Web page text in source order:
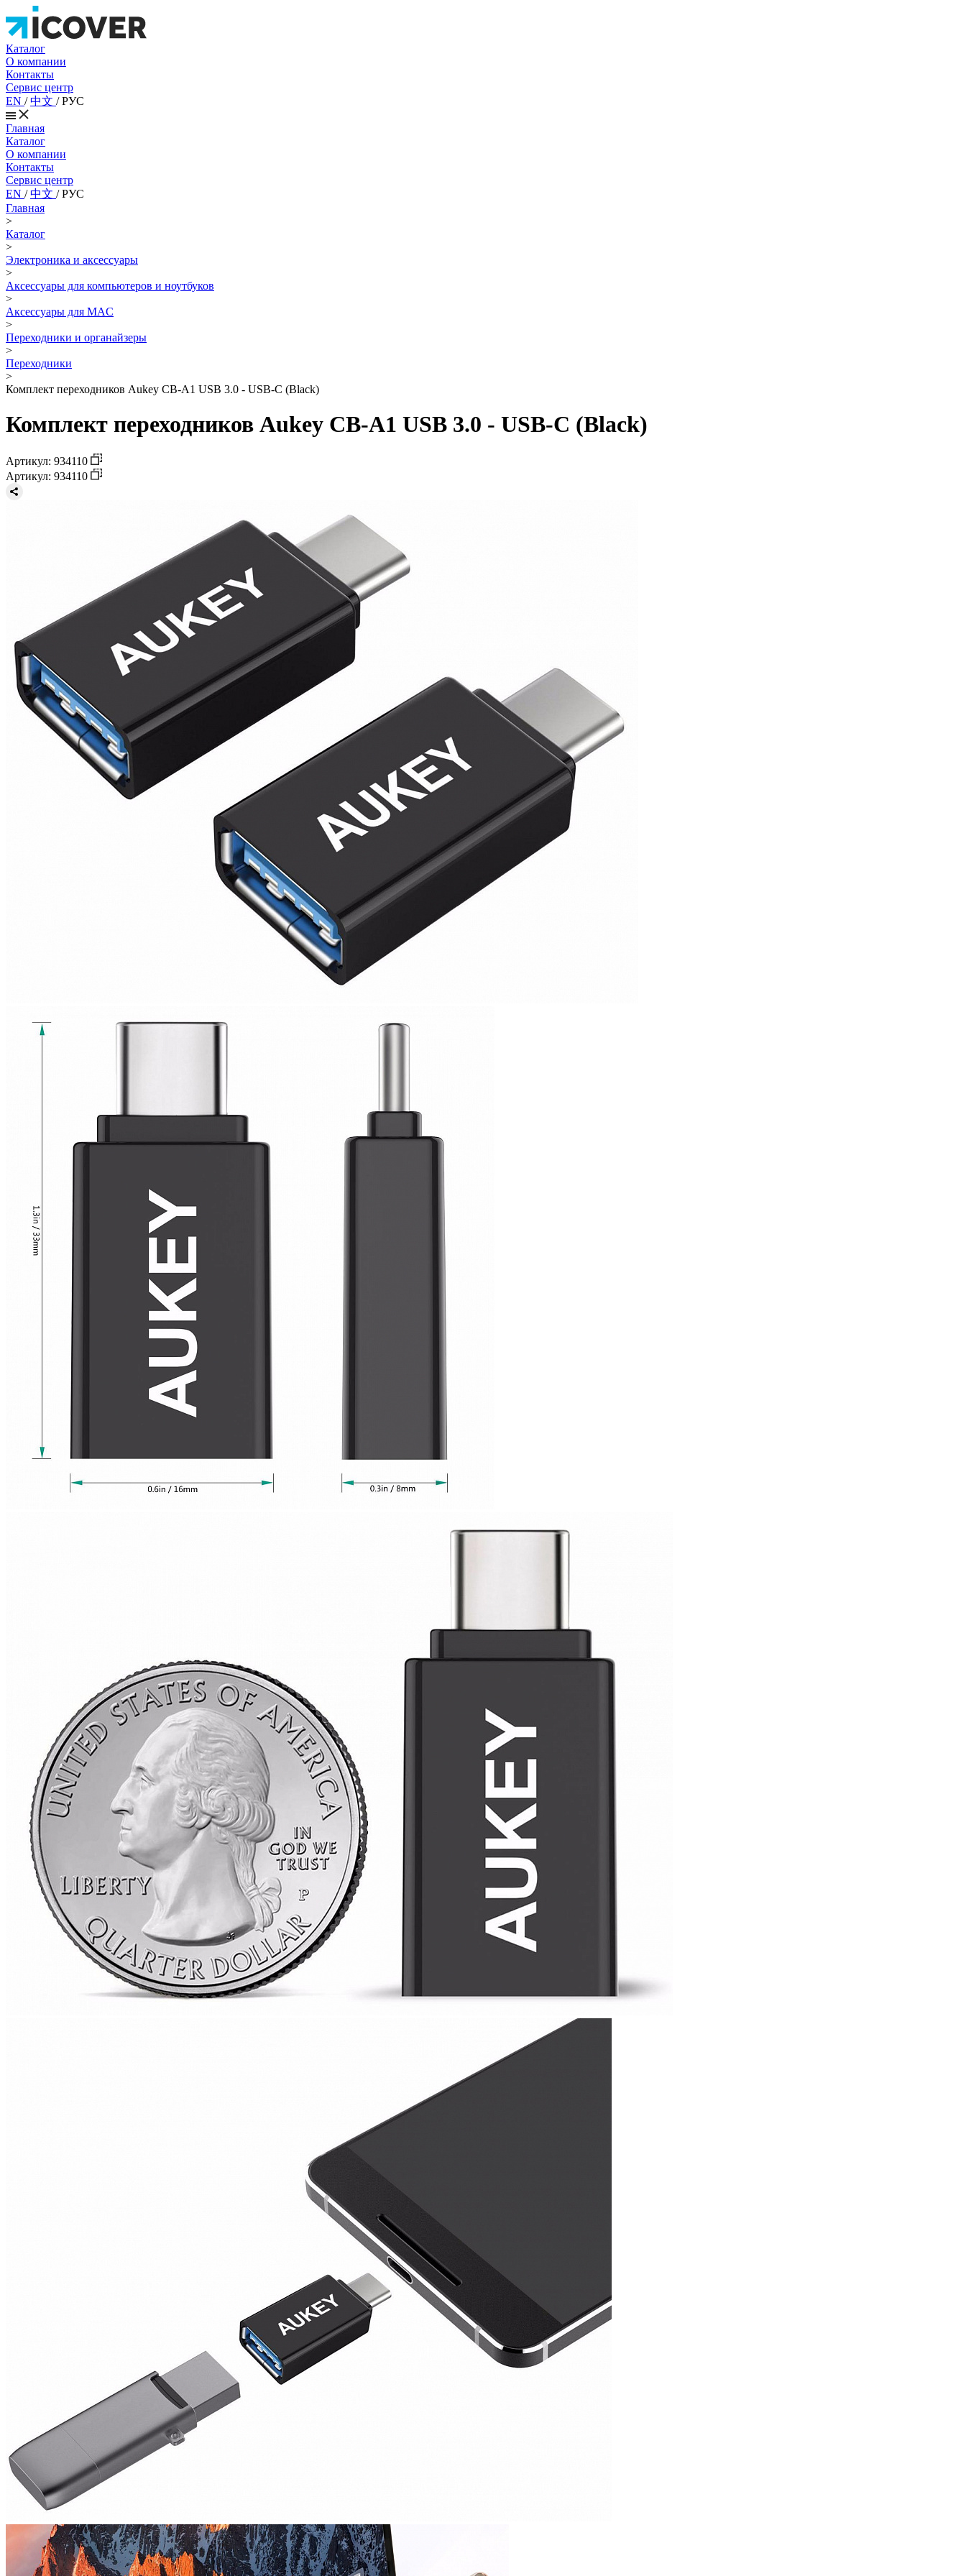
Каталог
О компании
Контакты
Сервис центр
EN /中文 /РУС
Главная
Каталог
О компании
Контакты
Сервис центр
EN /中文 /РУС
Главная
>
Каталог
>
Электроника и аксессуары
>
Аксессуары для компьютеров и ноутбуков
>
Аксессуары для MAC
>
Переходники и органайзеры
>
Переходники
>
Комплект переходников Aukey CB-A1 USB 3.0 - USB-C (Black)
Комплект переходников Aukey CB-A1 USB 3.0 - USB-C (Black)
Артикул: 934110
Артикул: 934110